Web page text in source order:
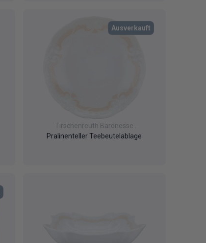
Ausverkauft
Tirschenreuth Baronesse
Veronique
Pralinenteller Teebeutelablage